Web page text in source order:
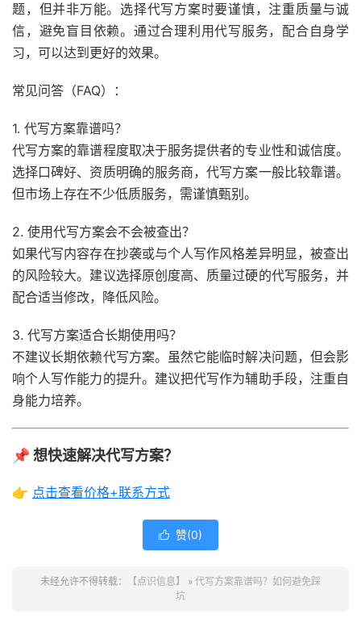
题，但并非万能。选择代写方案时要谨慎，注重质量与诚
信，避免盲目依赖。通过合理利用代写服务，配合自身学
习，可以达到更好的效果。
常见问答（FAQ）：
1. 代写方案靠谱吗？
代写方案的靠谱程度取决于服务提供者的专业性和诚信度。
选择口碑好、资质明确的服务商，代写方案一般比较靠谱。
但市场上存在不少低质服务，需谨慎甄别。
2. 使用代写方案会不会被查出？
如果代写内容存在抄袭或与个人写作风格差异明显，被查出
的风险较大。建议选择原创度高、质量过硬的代写服务，并
配合适当修改，降低风险。
3. 代写方案适合长期使用吗？
不建议长期依赖代写方案。虽然它能临时解决问题，但会影
响个人写作能力的提升。建议把代写作为辅助手段，注重自
身能力培养。
📌 想快速解决代写方案？
👉 点击查看价格+联系方式
 赞(0)
未经允许不得转载： 【点识信息】 » 代写方案靠谱吗？如何避免踩
坑